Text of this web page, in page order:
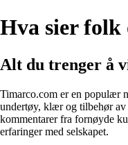
Hva sier folk
Alt du trenger å
Timarco.com er en populær
undertøy, klær og tilbehør
kommentarer fra fornøyde
erfaringer med selskapet.